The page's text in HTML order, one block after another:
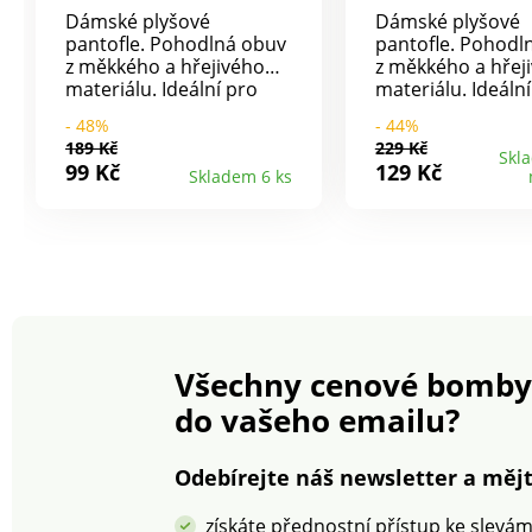
Dámské plyšové
pantofle. Pohodlná obuv
z měkkého a hřejivého
materiálu. Ideální pro
- 48%
189 Kč
99 Kč Skladem 6 ks
Dámské plyšové
pantofle. Pohodlná obuv
z měkkého a
materiálu. Ideální pro
- 44%
229 Kč
129 Kč
Všechny cenové bomby
do vašeho emailu?
Odebírejte náš newsletter a
získáte přednostní přístup ke